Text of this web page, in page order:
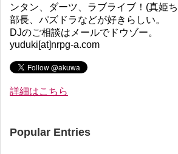
ンタン、ダーツ、ラブライブ！(真姫
部長、パズドラなどが好きらしい。
DJのご相談はメールでドウゾー。
yuduki[at]nrpg-a.com
詳細はこちら
Popular Entries